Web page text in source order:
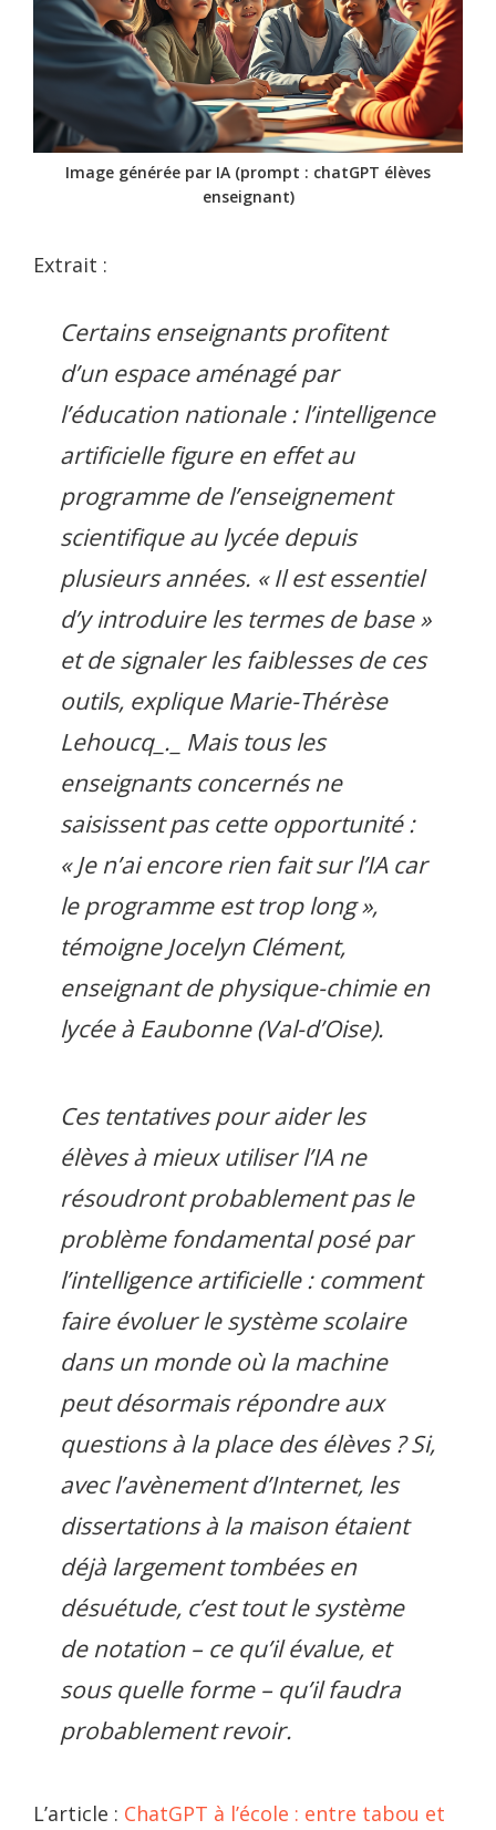
Image générée par IA (prompt : chatGPT élèves
enseignant)
Extrait :
Certains enseignants profitent
d’un espace aménagé par
l’éducation nationale : l’intelligence
artificielle figure en effet au
programme de l’enseignement
scientifique au lycée depuis
plusieurs années. « Il est essentiel
d’y introduire les termes de base »
et de signaler les faiblesses de ces
outils, explique Marie-Thérèse
Lehoucq_._ Mais tous les
enseignants concernés ne
saisissent pas cette opportunité :
« Je n’ai encore rien fait sur l’IA car
le programme est trop long »,
témoigne Jocelyn Clément,
enseignant de physique-chimie en
lycée à Eaubonne (Val-d’Oise).
Ces tentatives pour aider les
élèves à mieux utiliser l’IA ne
résoudront probablement pas le
problème fondamental posé par
l’intelligence artificielle : comment
faire évoluer le système scolaire
dans un monde où la machine
peut désormais répondre aux
questions à la place des élèves ? Si,
avec l’avènement d’Internet, les
dissertations à la maison étaient
déjà largement tombées en
désuétude, c’est tout le système
de notation – ce qu’il évalue, et
sous quelle forme – qu’il faudra
probablement revoir.
L’article : ChatGPT à l’école : entre tabou et